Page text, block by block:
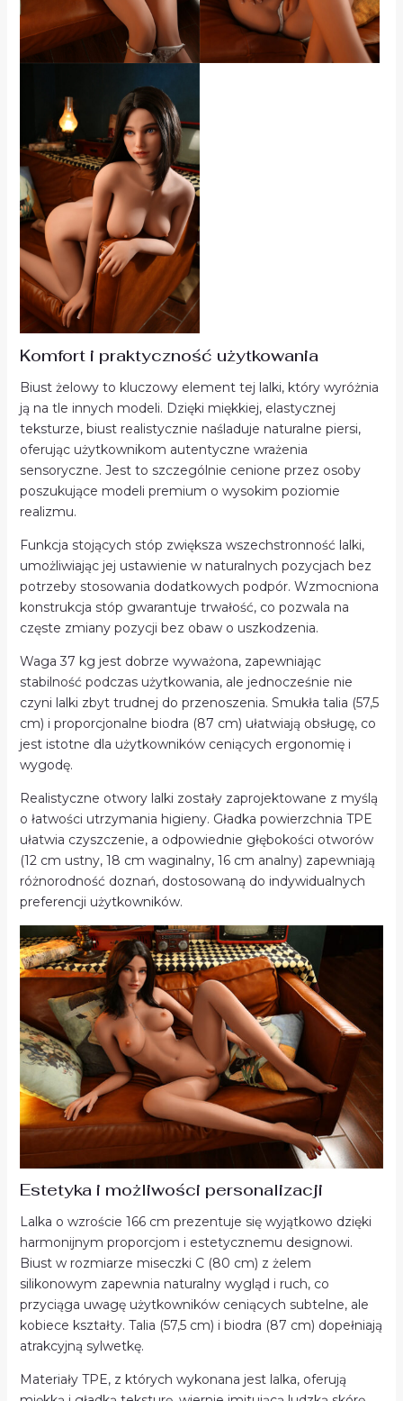
Komfort i praktyczność użytkowania
Biust żelowy to kluczowy element tej lalki, który wyróżnia
ją na tle innych modeli. Dzięki miękkiej, elastycznej
teksturze, biust realistycznie naśladuje naturalne piersi,
oferując użytkownikom autentyczne wrażenia
sensoryczne. Jest to szczególnie cenione przez osoby
poszukujące modeli premium o wysokim poziomie
realizmu.
Funkcja stojących stóp zwiększa wszechstronność lalki,
umożliwiając jej ustawienie w naturalnych pozycjach bez
potrzeby stosowania dodatkowych podpór. Wzmocniona
konstrukcja stóp gwarantuje trwałość, co pozwala na
częste zmiany pozycji bez obaw o uszkodzenia.
Waga 37 kg jest dobrze wyważona, zapewniając
stabilność podczas użytkowania, ale jednocześnie nie
czyni lalki zbyt trudnej do przenoszenia. Smukła talia (57,5
cm) i proporcjonalne biodra (87 cm) ułatwiają obsługę, co
jest istotne dla użytkowników ceniących ergonomię i
wygodę.
Realistyczne otwory lalki zostały zaprojektowane z myślą
o łatwości utrzymania higieny. Gładka powierzchnia TPE
ułatwia czyszczenie, a odpowiednie głębokości otworów
(12 cm ustny, 18 cm waginalny, 16 cm analny) zapewniają
różnorodność doznań, dostosowaną do indywidualnych
preferencji użytkowników.
Estetyka i możliwości personalizacji
Lalka o wzroście 166 cm prezentuje się wyjątkowo dzięki
harmonijnym proporcjom i estetycznemu designowi.
Biust w rozmiarze miseczki C (80 cm) z żelem
silikonowym zapewnia naturalny wygląd i ruch, co
przyciąga uwagę użytkowników ceniących subtelne, ale
kobiece kształty. Talia (57,5 cm) i biodra (87 cm) dopełniają
atrakcyjną sylwetkę.
Materiały TPE, z których wykonana jest lalka, oferują